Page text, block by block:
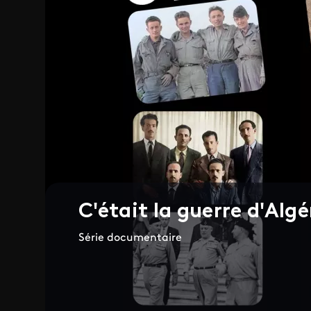
C'était la guerre
Série documentaire